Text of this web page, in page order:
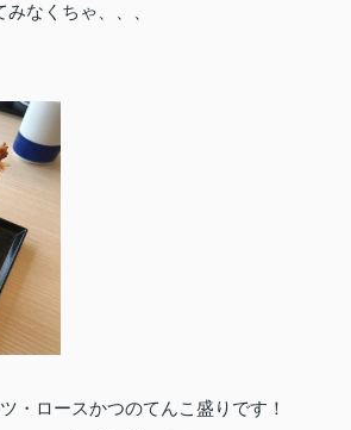
なくちゃ、、、
・ロースかつのてんこ盛りです！